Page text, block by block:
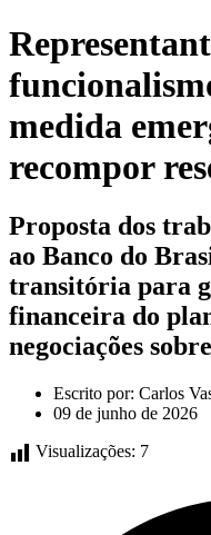
medida
recompor
Proposta dos
ao Banco do
transitória para
financeira do
negociações
Escrito por: Carlos
09 de junho de 2026
Visualizações: 7